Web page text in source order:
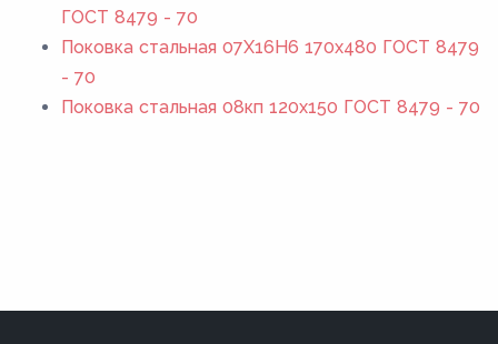
ГОСТ 8479 - 70
Поковка стальная 07Х16Н6 170x480 ГОСТ 8479
- 70
Поковка стальная 08кп 120x150 ГОСТ 8479 - 70